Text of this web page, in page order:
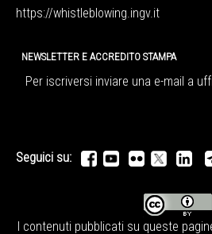
https://whistleblowing.ingv.it
NEWSLETTER E ACCREDITO STAMPA
Per iscriversi inviare una e-mail a
Seguici su:
I contenuti pubblicati su queste